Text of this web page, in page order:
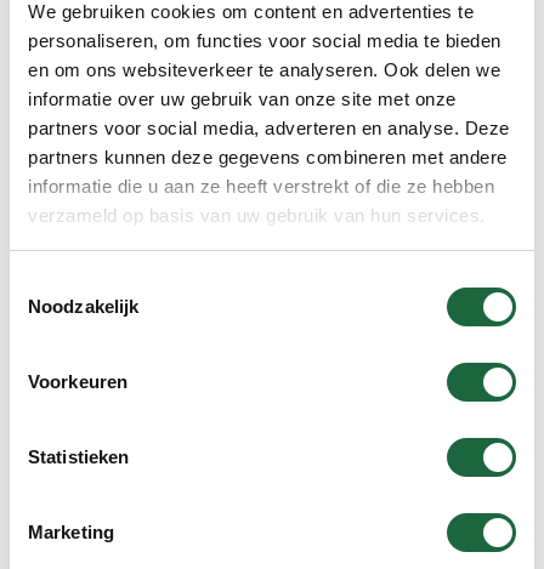
We gebruiken cookies om content en advertenties te
personaliseren, om functies voor social media te bieden
en om ons websiteverkeer te analyseren. Ook delen we
informatie over uw gebruik van onze site met onze
partners voor social media, adverteren en analyse. Deze
partners kunnen deze gegevens combineren met andere
informatie die u aan ze heeft verstrekt of die ze hebben
verzameld op basis van uw gebruik van hun services.
Noodzakelijk
Voorkeuren
Statistieken
Marketing
In winkelmand
Curcumine C3 ‘Superieur’